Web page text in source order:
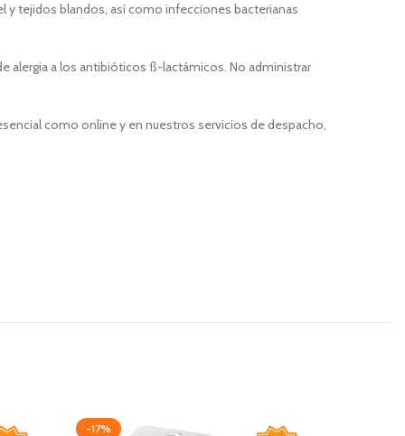
y tejidos blandos, así como infecciones bacterianas
alergia a los antibióticos ß-lactámicos. No administrar
como online y en nuestros servicios de despacho,
-17%